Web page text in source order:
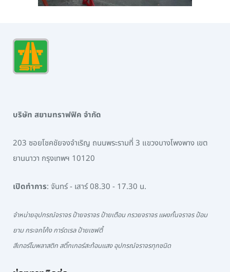
บริษัท สยามทราฟฟิค จำกัด
203 ซอยโชคชัยจงจำเริญ ถนนพระรามที่ 3 แขวงบางโพงพาง เขต
ยานนาวา กรุงเทพฯ 10120
เปิดทำการ: จันทร์ - เสาร์ 08.30 - 17.30 น.
จำหน่ายอุปกรณ์จราจร ป้ายจราจร ป้ายเตือน กรวยจราจร แผงกั้นจราจร ป้อม
ยาม กระจกโค้ง การ์ดเรล ป้ายเซฟตี้
สีเทอร์โมพลาสติก สติ๊กเกอร์สะท้อนแสง อุปกรณ์จราจรทุกชนิด